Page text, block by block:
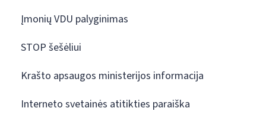
Įmonių VDU palyginimas
STOP šešėliui
Krašto apsaugos ministerijos informacija
Interneto svetainės atitikties paraiška